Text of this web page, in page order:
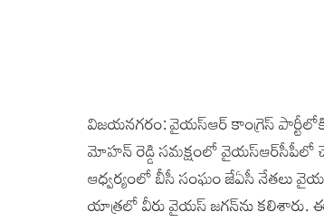
విజయనగరం: వైయస్‌ఆర్‌ కాంగ్రెస్‌
మోహన్‌ రెడ్డి సమక్షంలో వైయస్‌ఆర్‌సీపీలో
ఆధ్వర్యంలో బీసీ సంఘం జేఏసీ నేతలు
యాత్రలో వీరు వైయస్‌ జగన్‌ను కలిశారు.